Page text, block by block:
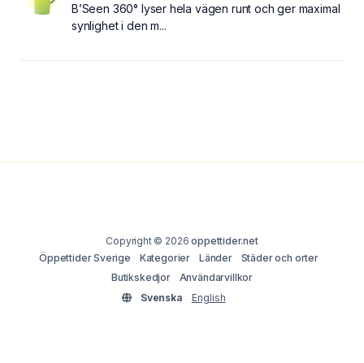
B’Seen 360° lyser hela vägen runt och ger maximal
synlighet i den m...
Copyright © 2026oppettider.net
Öppettider Sverige
Kategorier Länder
Städer och orter
Butikskedjor
Användarvillkor
Svenska
English